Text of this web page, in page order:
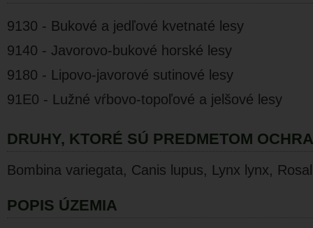
9130 - Bukové a jedľové kvetnaté lesy
9140 - Javorovo-bukové horské lesy
9180 - Lipovo-javorové sutinové lesy
91E0 - Lužné vŕbovo-topoľové a jelšové lesy
DRUHY, KTORÉ SÚ PREDMETOM
Bombina variegata, Canis lupus, Lynx lynx,
POPIS ÚZEMIA